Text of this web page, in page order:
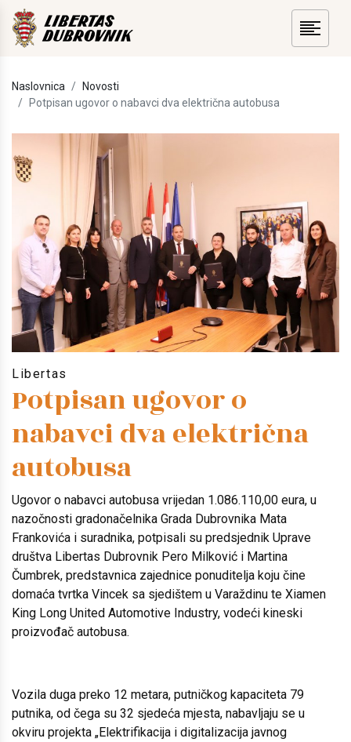
Naslovnica
Novosti
Potpisan ugovor o nabavci dva električna autobusa
Libertas
Potpisan ugovor o
nabavci dva električna
autobusa
Ugovor o nabavci autobusa vrijedan 1.086.110,00 eura, u
nazočnosti gradonačelnika Grada Dubrovnika Mata
Frankovića i suradnika, potpisali su predsjednik Uprave
društva Libertas Dubrovnik Pero Milković i Martina
Čumbrek, predstavnica zajednice ponuditelja koju čine
domaća tvrtka Vincek sa sjedištem u Varaždinu te Xiamen
King Long United Automotive Industry, vodeći kineski
proizvođač autobusa.
Vozila duga preko 12 metara, putničkog kapaciteta 79
putnika, od čega su 32 sjedeća mjesta, nabavljaju se u
okviru projekta „Elektrifikacija i digitalizacija javnog